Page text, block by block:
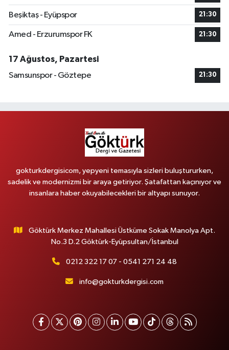
Beşiktaş - Eyüpspor 21:30
Amed - Erzurumspor FK 21:30
17 Ağustos, Pazartesi
Samsunspor - Göztepe
21:30
gokturkdergisicom, yepyeni temasıyla sizleri buluştururken,
sadelik ve modernizmi bir araya getiriyor. Şatafattan kaçınıyor ve
insanlara haber okuyabilecekleri bir altyapı sunuyor.
Göktürk Merkez Mahallesi Üstküme Sokak Manolya Apt.
No.3 D.2 Göktürk-Eyüpsultan/İstanbul
0212 322 17 07 - 0541 271 24 48
info@gokturkdergisi.com